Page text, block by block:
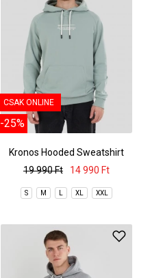
CSAK ONLINE
-25%
Kronos Hooded Sweatshirt
19 990 Ft
14 990 Ft
S M L XL XXL